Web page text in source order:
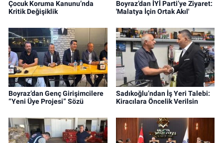
Çocuk Koruma Kanunu’nda
Kritik Değişiklik
Boyraz’dan İYİ Parti’ye Ziyaret:
'Malatya İçin Ortak Akıl'
Boyraz’dan Genç Girişimcilere
“Yeni Üye Projesi” Sözü
Sadıkoğlu’ndan İş Yeri Talebi:
Kiracılara Öncelik Verilsin